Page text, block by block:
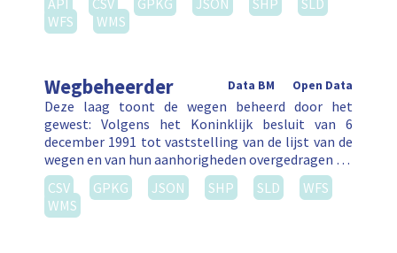
API CSV GPKG JSON SHP
SLD
WFS
WMS
Wegbeheerder Open Data
Data BM
Deze laag toont de wegen beheerd door het
gewest: Volgens het Koninklijk besluit van 6
december 1991 tot vaststelling van de lijst van de
wegen en van hun aanhorigheden overgedragen …
CSV
GPKG JSON SHP SLD
WFS
WMS